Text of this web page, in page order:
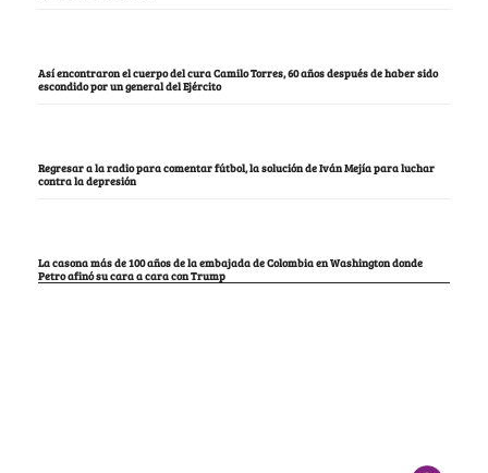
Así encontraron el cuerpo del cura Camilo Torres, 60 años después de haber sido
escondido por un general del Ejército
Regresar a la radio para comentar fútbol, la solución de Iván Mejía para luchar
contra la depresión
La casona más de 100 años de la embajada de Colombia en Washington donde
Petro afinó su cara a cara con Trump